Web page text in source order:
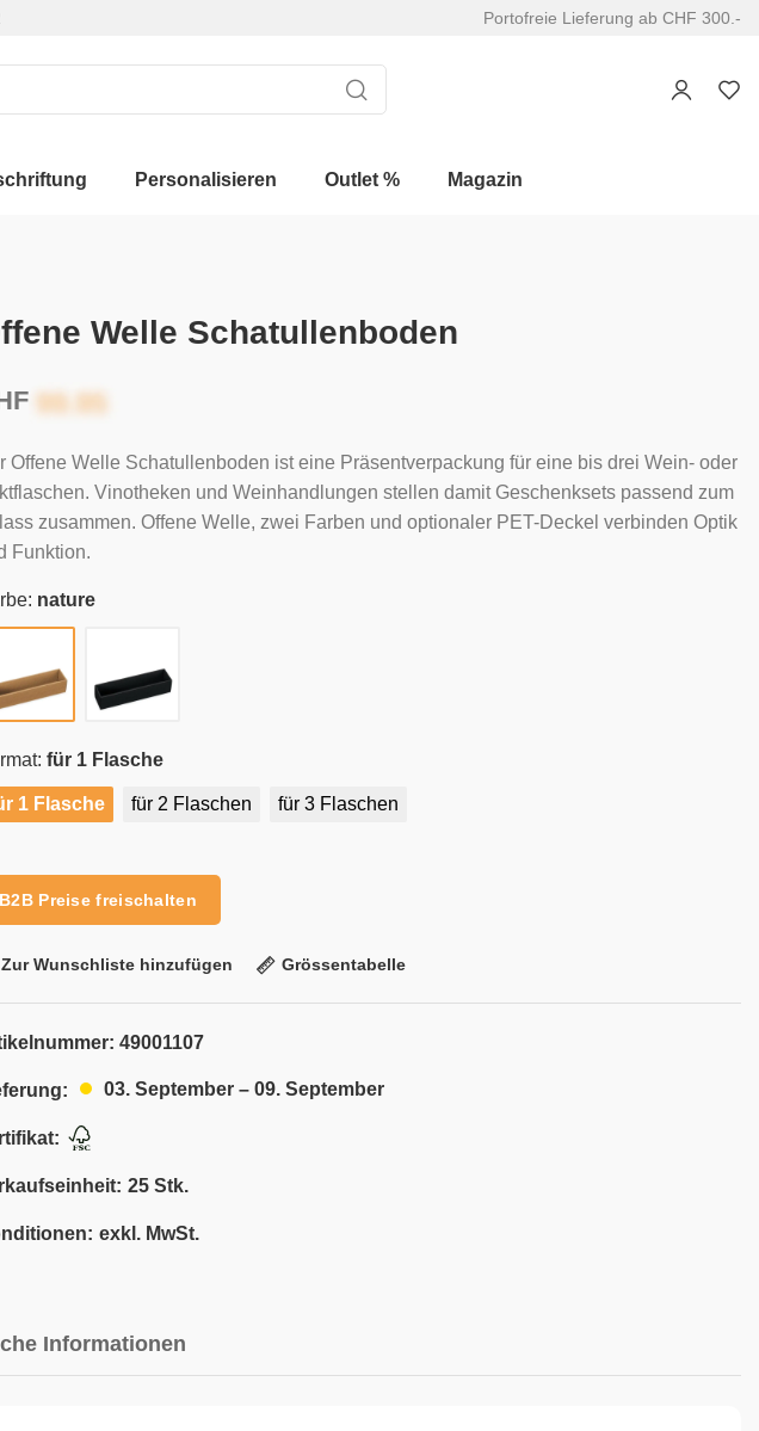
Portofreie Lieferung ab CHF 300.-
Personalisieren Outlet % Magazin
Welle Schatullenboden
Offene Welle Schatullenboden ist eine Präsentverpackung für eine bis drei Wein- oder
Vinotheken und Weinhandlungen stellen damit Geschenksets passend zum
zusammen. Offene Welle, zwei Farben und optionaler PET-Deckel verbinden Optik
Funktion.
nature
für 1 Flasche
1 Flasche für 2 Flaschen für 3 Flaschen
B2B Preise freischalten
Zur Wunschliste hinzufügen Grössentabelle
49001107
03. September – 09. September
25 Stk.
exkl. MwSt.
Informationen